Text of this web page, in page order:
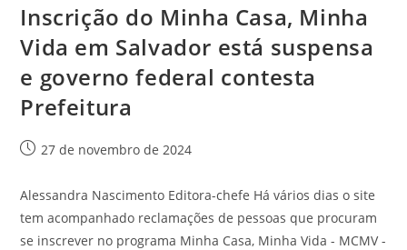
Inscrição do Minha Casa, Minha
Vida em Salvador está suspensa
e governo federal contesta
Prefeitura
27 de novembro de 2024
Alessandra Nascimento Editora-chefe Há vários dias o site
tem acompanhado reclamações de pessoas que procuram
se inscrever no programa Minha Casa, Minha Vida - MCMV -